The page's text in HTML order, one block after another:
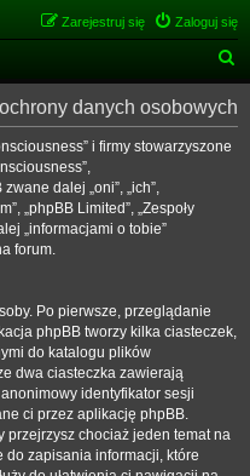
Zaloguj się
Zarejestruj się
z
danych osobowych
i firmy stowarzyszone
dalej „oni”, „ich”,
„phpBB Limited”, „Zespoły
„informacjami o tobie”
forum.
Po pierwsze, przeglądanie
phpBB tworzy kilka ciasteczek,
do katalogu plików
dwa ciasteczka zawierają
identyfikator sesji
ci przez aplikację phpBB.
przejrzysz chociaż jeden temat na
do zapisania informacji, które